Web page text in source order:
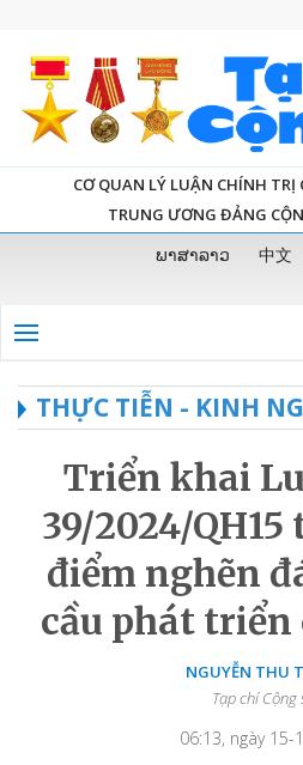
CƠ QUAN LÝ LUẬN CHÍNH TRỊ
TRUNG ƯƠNG ĐẢNG
ພາສາລາວ 中文
THỰC TIỄN - KINH
Triển khai
39/2024/QH15
điểm nghẽn
cầu phát triển
NGUYỄN THU
Tạp chí Cộng
06:13, ngày 15-